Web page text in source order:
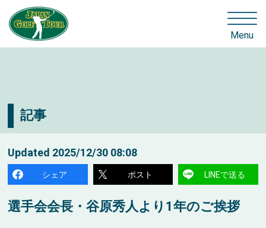
Menu
記事
Updated 2025/12/30 08:08
シェア ポスト LINEで送る
選手会会長・谷原秀人より1年のご挨拶